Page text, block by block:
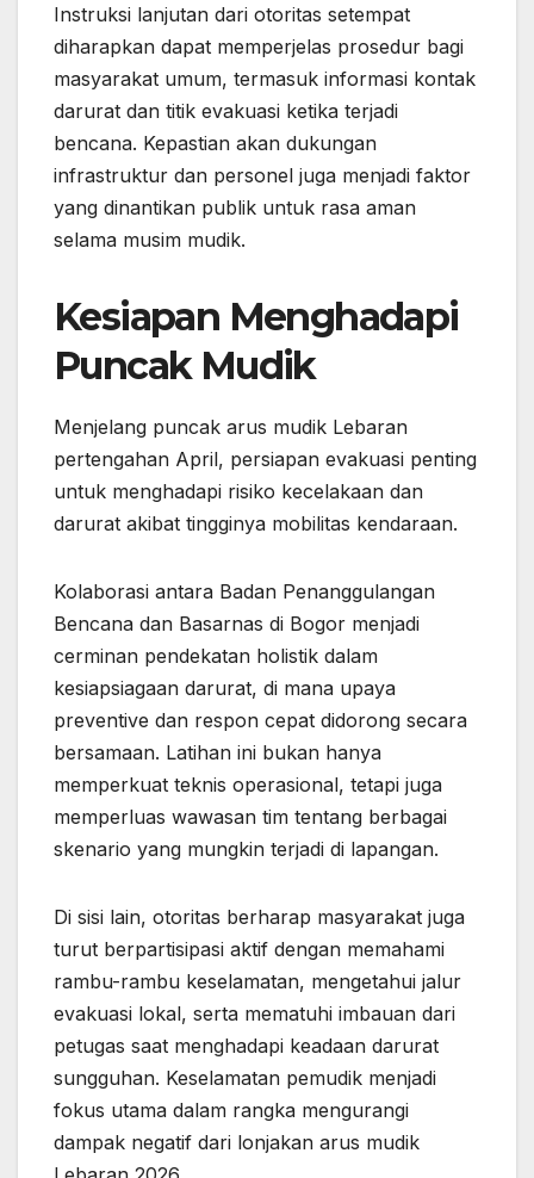
Instruksi lanjutan dari otoritas setempat
diharapkan dapat memperjelas prosedur bagi
masyarakat umum, termasuk informasi kontak
darurat dan titik evakuasi ketika terjadi
bencana. Kepastian akan dukungan
infrastruktur dan personel juga menjadi faktor
yang dinantikan publik untuk rasa aman
selama musim mudik.
Kesiapan Menghadapi
Puncak Mudik
Menjelang puncak arus mudik Lebaran
pertengahan April, persiapan evakuasi penting
untuk menghadapi risiko kecelakaan dan
darurat akibat tingginya mobilitas kendaraan.
Kolaborasi antara Badan Penanggulangan
Bencana dan Basarnas di Bogor menjadi
cerminan pendekatan holistik dalam
kesiapsiagaan darurat, di mana upaya
preventive dan respon cepat didorong secara
bersamaan. Latihan ini bukan hanya
memperkuat teknis operasional, tetapi juga
memperluas wawasan tim tentang berbagai
skenario yang mungkin terjadi di lapangan.
Di sisi lain, otoritas berharap masyarakat juga
turut berpartisipasi aktif dengan memahami
rambu-rambu keselamatan, mengetahui jalur
evakuasi lokal, serta mematuhi imbauan dari
petugas saat menghadapi keadaan darurat
sungguhan. Keselamatan pemudik menjadi
fokus utama dalam rangka mengurangi
dampak negatif dari lonjakan arus mudik